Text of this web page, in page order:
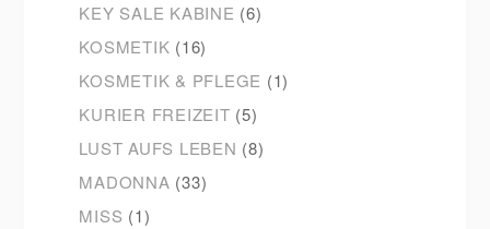
KEY SALE KABINE (6)
KOSMETIK (16)
KOSMETIK & PFLEGE (1)
KURIER FREIZEIT (5)
LUST AUFS LEBEN (8)
MADONNA (33)
MISS (1)